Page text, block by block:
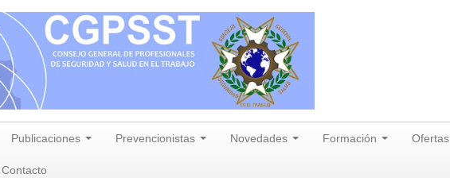
Publicaciones Prevencionistas Novedades Formación Ofertas
Contacto